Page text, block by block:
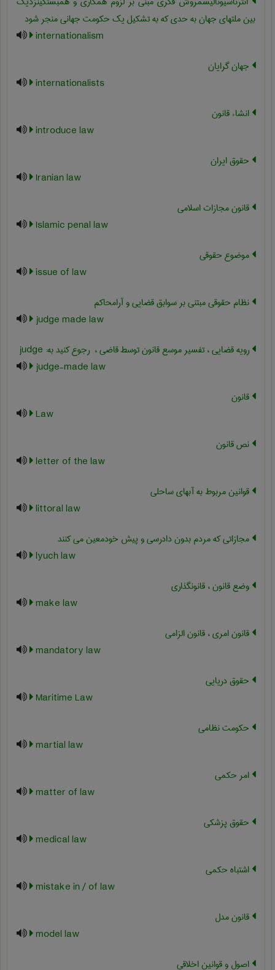
بین ملتهای جهان به حدی که به تشکیل یک حکومت جهانی منجر شود
internationalism
جهان گرایان
internationalists
انشاء قانون
introduce law
حقوق ایران
Iranian law
قانون مجازات اسلامی
Islamic penal law
موضوع حقوقی
issue of law
نظام حقوقی مبتنی بر سوابق قضایی و آرامحاکم
judge made law
رویه قضایی ، تفسیر موسع قانون توسط قاضی ، ‎ رجوع کنید به: judge
judge-made law
قانون
Law
نص قانون
letter of the law
قوانین مربوط به آبهای ساحلی
littoral law
مجازاتی که مردم بدون دادرسی و پیش خودمعین می کنند
lyuch law
وضع قانون ، قانونگذاری
make law
قانون امری ، قانون الزامی
mandatory law
حقوق دریایی
Maritime Law
حکومت نظامی
martial law
امر حکمی
matter of law
حقوق پزشکی
medical law
اشتباه حکمی
mistake in / of law
قانون مدل
model law
اصول و قوانین اخلاقی